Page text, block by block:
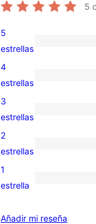
5
1
valoración
de
5
estrellas
0
valoraciones
de
4
estrellas
0
valoraciones
de
3
estrellas
0
valoraciones
de
estrellas
2
estrellas
0
de
1
estrella
Añadir mi reseña